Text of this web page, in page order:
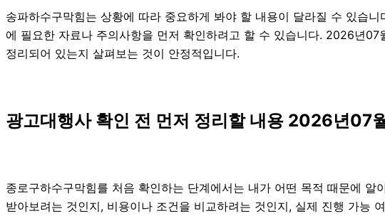
송파하수구막힘는 상황에 따라 중요하게 봐야 할 내용이 달라질 수 있습
에 필요한 자료나 주의사항을 먼저 확인하려고 할 수 있습니다. 2026년
정리되어 있는지 살펴보는 것이 안정적입니다.
광고대행사 확인 전 먼저 정리할 내용 2026년
종로구하수구막힘를 처음 확인하는 단계에서는 내가 어떤 목적 때문에
받아보려는 것인지, 비용이나 조건을 비교하려는 것인지, 실제 진행 가능